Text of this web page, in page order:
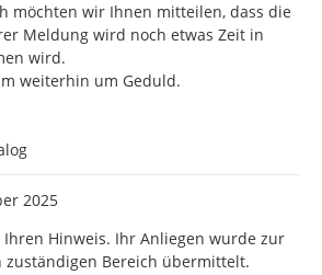
möchten wir Ihnen mitteilen, dass die
Meldung wird noch etwas Zeit in
wird.
weiterhin um Geduld.
Erstellens
2025
Ihren Hinweis. Ihr Anliegen wurde zur
zuständigen Bereich übermittelt.